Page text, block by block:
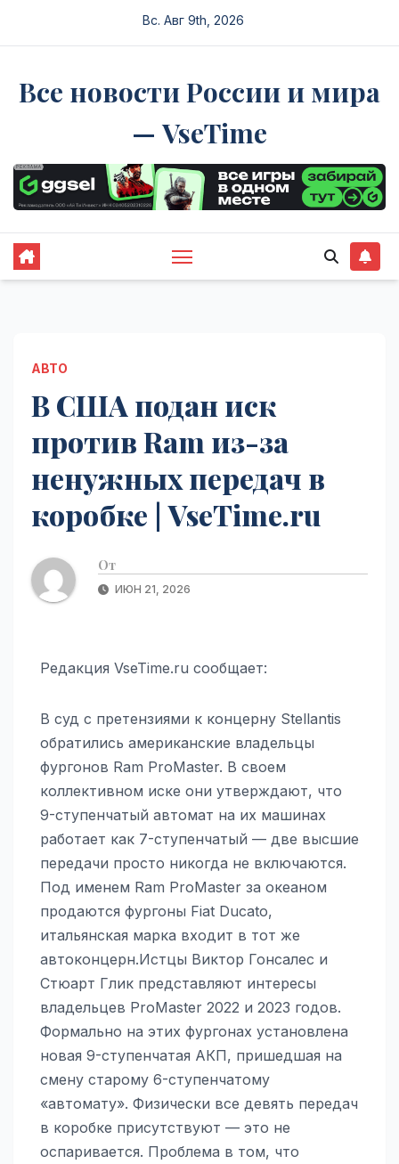
Вс. Авг 9th, 2026
Все новости России и мира
— VseTime
АВТО
В США подан иск
против Ram из-за
ненужных передач в
коробке | VseTime.ru
От
ИЮН 21, 2026
Редакция VseTime.ru сообщает:
В суд с претензиями к концерну Stellantis
обратились американские владельцы
фургонов Ram ProMaster. В своем
коллективном иске они утверждают, что
9-ступенчатый автомат на их машинах
работает как 7-ступенчатый — две высшие
передачи просто никогда не включаются.
Под именем Ram ProMaster за океаном
продаются фургоны Fiat Ducato,
итальянская марка входит в тот же
автоконцерн.Истцы Виктор Гонсалес и
Стюарт Глик представляют интересы
владельцев ProMaster 2022 и 2023 годов.
Формально на этих фургонах установлена
новая 9-ступенчатая АКП, пришедшая на
смену старому 6-ступенчатому
«автомату». Физически все девять передач
в коробке присутствуют — это не
оспаривается. Проблема в том, что